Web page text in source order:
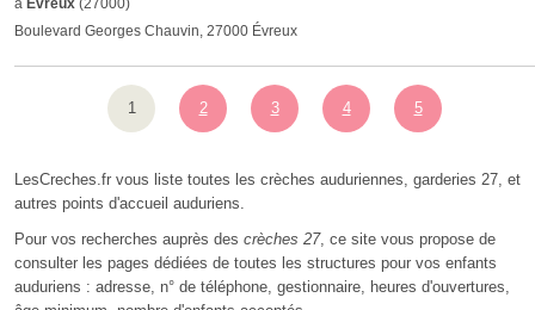
à Évreux (27000)
Boulevard Georges Chauvin, 27000 Évreux
1 2 3 4 5
LesCreches.fr vous liste toutes les crèches auduriennes, garderies 27, et
autres points d'accueil auduriens.
Pour vos recherches auprès des crèches 27, ce site vous propose de
consulter les pages dédiées de toutes les structures pour vos enfants
auduriens : adresse, n° de téléphone, gestionnaire, heures d'ouvertures,